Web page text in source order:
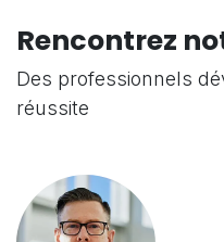
Rencontrez
Des professionnels
réussite